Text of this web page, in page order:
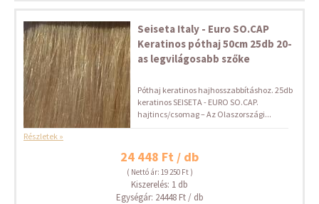
Seiseta Italy - Euro SO.CAP
Keratinos póthaj 50cm 25db 20-
as legvilágosabb szőke
Póthaj keratinos hajhosszabbításhoz. 25db
keratinos SEISETA - EURO SO.CAP.
hajtincs/csomag – Az Olaszországi...
Részletek »
24 448 Ft / db
( Nettó ár: 19 250 Ft )
Kiszerelés: 1 db
Egységár: 24448 Ft / db